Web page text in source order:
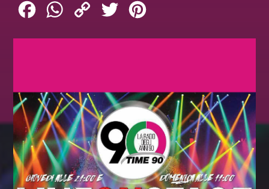
FacebookWhatsApp
Copy
Twitter